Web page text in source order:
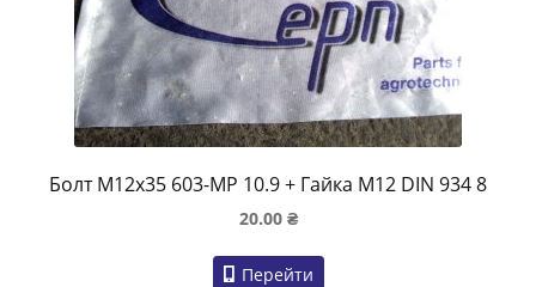
Болт M12x35 603-MP 10.9 + Гайка M12 DIN 934 8
20.00 ₴
Перейти